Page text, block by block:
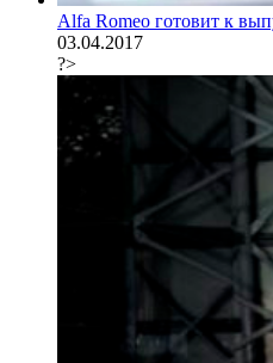
Alfa Romeo готовит к
03.04.2017
?>